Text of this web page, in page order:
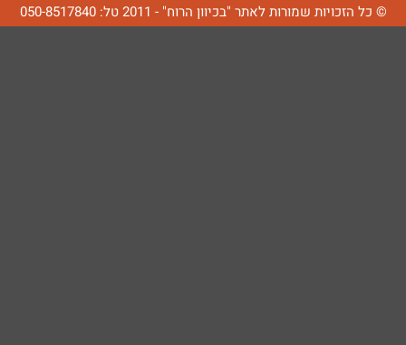
© כל הזכויות שמורות לאתר "בכיוון הרוח" - 2011 טל: 050-8517840